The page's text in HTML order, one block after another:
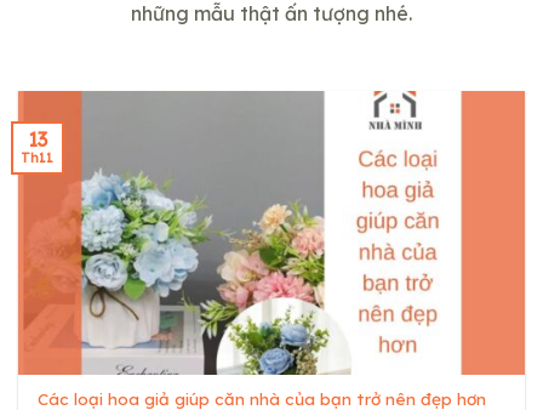
những mẫu thật ấn tượng nhé.
Các loại hoa giả giúp căn nhà của bạn trở nên đẹp hơn
13
Th11